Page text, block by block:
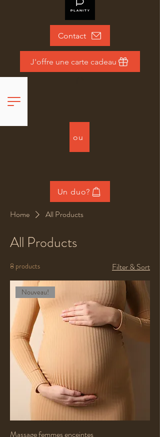
Contact
J'offre une carte cadeau
ou
Un duo?
Home All Products
All Products
8 products Filter & Sort
Nouveau!
Massage femmes enceintes